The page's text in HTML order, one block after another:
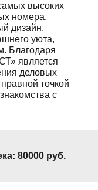
высоких
номера,
дизайн,
уюта,
Благодаря
является
деловых
точкой
с
80000 руб.